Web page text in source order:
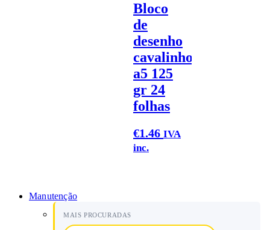
Bloco
de
desenho
cavalinho
a5 125
gr 24
folhas
€1.46 IVA
inc.
Manutenção
MAIS PROCURADAS